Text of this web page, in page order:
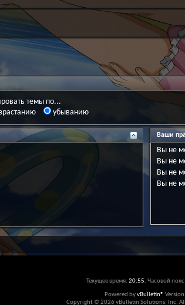
темы по...
убыванию
Ваши
Вы не
Вы не
Вы не
Вы не
Текущее время: 20:55. Часовой пояс
Powered byvBulletin®
Copyright © 2026 vBulletin Solutions, Inc.